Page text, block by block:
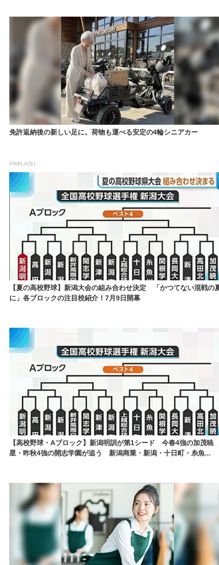
免許返納後の新しい足に。荷物も運べる安定の4輪シニアカー
PR(BLAZE)
【夏の高校野球】新潟大会の組み合わせ決定 「かつてない混戦の
に」各ブロックの注目校紹介！7月9日開幕
【高校野球・Aブロック】新潟明訓が第1シード 今春4強の加茂暁
星・昨秋4強の開志学園が追う 新潟商業・新潟・十日町・糸魚...